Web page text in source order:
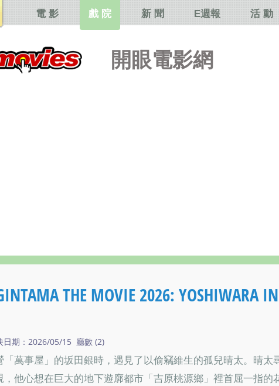
開眼電影網
電 影 戲 院 新 聞 E週報 活 動
THE MOVIE 2026: YOSHIWARA IN
日期：2026/05/15 廳數 (2)
萬事屋」的坂田銀時，遇見了以偷竊維生的孤兒晴太。晴太
他心想在巨大的地下遊廓都市「吉原桃源鄉」裡首屈一指的